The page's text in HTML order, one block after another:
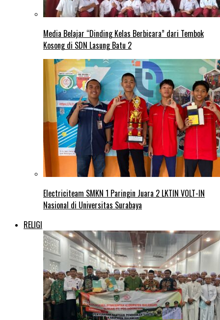
Media Belajar “Dinding Kelas Berbicara” dari Tembok
Kosong di SDN Lasung Batu 2
Electriciteam SMKN 1 Paringin Juara 2 LKTIN VOLT-IN
Nasional di Universitas Surabaya
RELIGI